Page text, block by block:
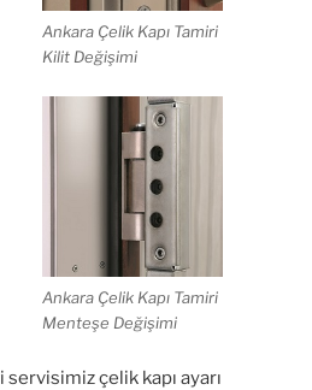
Ankara Çelik Kapı Tamiri
Kilit Değişimi
Ankara Çelik Kapı Tamiri
Menteşe Değişimi
çelik kapı ayarı